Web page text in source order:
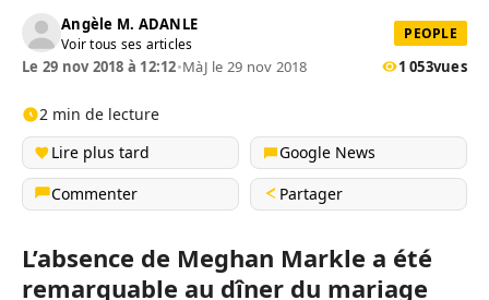
Angèle M. ADANLE
Voir tous ses articles
PEOPLE
Le 29 nov 2018 à 12:12•MàJ le 29 nov 2018 1 053vues
2 min de lecture
Lire plus tard
Google News
Commenter
Partager
L’absence de Meghan Markle a été
remarquable au dîner du mariage